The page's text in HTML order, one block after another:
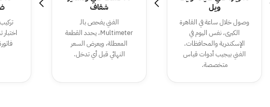
ويل
وصول خلال ساعة في القاهرة
الكبرى، نفس اليوم في
الإسكندرية والمحافظات.
الفني بيجيب أدوات قياس
متخصصة.
شفاف
الفني يفحص بالـ
Multimeter، يحدد القطعة
المعطلة، ويعرض السعر
النهائي قبل أي تدخل.